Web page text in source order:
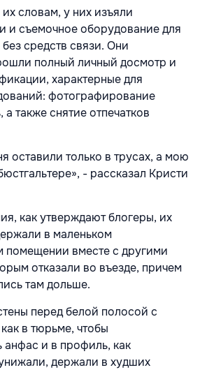
словам, у них изъяли
и съемочное оборудование для
средств связи. Они
полный личный досмотр и
характерные для
фотографирование
также снятие отпечатков
оставили только в трусах, а мою
- рассказал Кристи
как утверждают блогеры, их
в маленьком
помещении вместе с другими
отказали во въезде, причем
там дольше.
перед белой полосой с
в тюрьме, чтобы
и в профиль, как
держали в худших